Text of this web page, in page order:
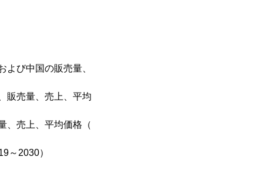
び中国の販売量、
販売量、売上、平均
、売上、平均価格（
～2030）